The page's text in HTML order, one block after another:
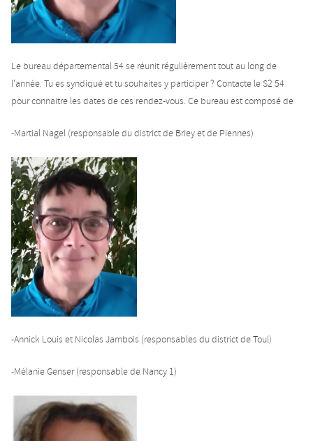
Le bureau départemental 54 se réunit régulièrement tout au long de
l’année. Tu es syndiqué et tu souhaites y participer ? Contacte le S2 54
pour connaitre les dates de ces rendez-vous. Ce bureau est composé de
-Martial Nagel (responsable du district de Briey et de Piennes)
-Annick Louis et Nicolas Jambois (responsables du district de Toul)
-Mélanie Genser (responsable de Nancy 1)